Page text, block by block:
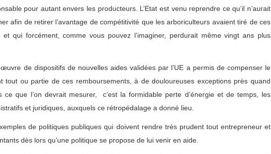
pour autant envers les producteurs. L’Etat est venu reprendre ce qu’il n’aurait
afin de retirer l’avantage de compétitivité que les arboriculteurs avaient tiré de ces
et qui forcément, comme vous pouvez l’imaginer, perdurait même vingt ans plus
de dispositifs de nouvelles aides validées par l’UE a permis de compenser le
tout ou partie de ces remboursements, à de douloureuses exceptions près quand
ce que l’on devrait mesurer, c’est la formidable perte d’énergie et de temps, les
et juridiques, auxquels ce rétropédalage a donné lieu.
de politiques publiques qui doivent rendre très prudent tout entrepreneur et
dès lors qu’une politique se propose de lui venir en aide.